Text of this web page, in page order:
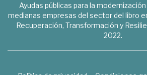
Ayudas públicas para la
medianas empresas del sector del libro
Recuperación, Transformación y
2022.